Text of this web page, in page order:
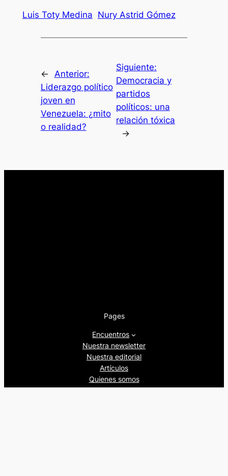
Luis Toty Medina Nury Astrid Gómez
← Anterior:
Liderazgo político
joven en
Venezuela: ¿mito
o realidad?
Siguiente:
Democracia y
partidos
políticos: una
relación tóxica
→
Pages
Encuentros
Nuestra newsletter
Nuestra editorial
Artículos
Quienes somos